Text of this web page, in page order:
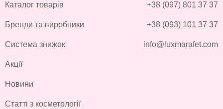
Каталог товарів
Бренди та виробники
Система знижок
Акції
Новини
Статті з косметології
+38 (097) 801 37 37
+38 (093) 101 37 37
info@luxmarafet.com